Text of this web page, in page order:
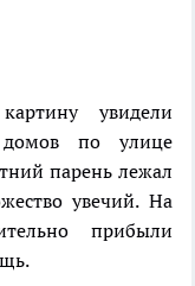
увидели
по улице
парень лежал
увечий. На
прибыли